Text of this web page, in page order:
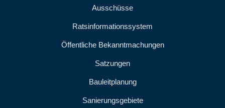
Ausschüsse
Ratsinformationssystem
Öffentliche Bekanntmachungen
Satzungen
Bauleitplanung
Sanierungsgebiete